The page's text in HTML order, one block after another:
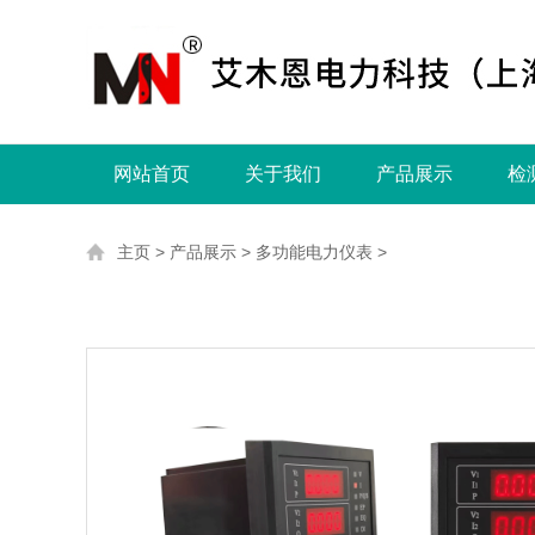
网站首页 关于我们 产品展示 检
主页 > 产品展示 > 多功能电力仪表 >